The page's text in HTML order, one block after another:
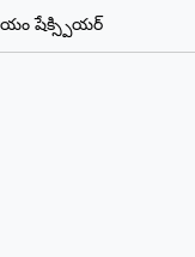
షేక్స్పియర్